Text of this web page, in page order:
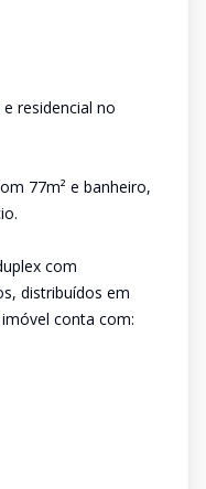
residencial no
77m² e banheiro,
com
distribuídos em
conta com: